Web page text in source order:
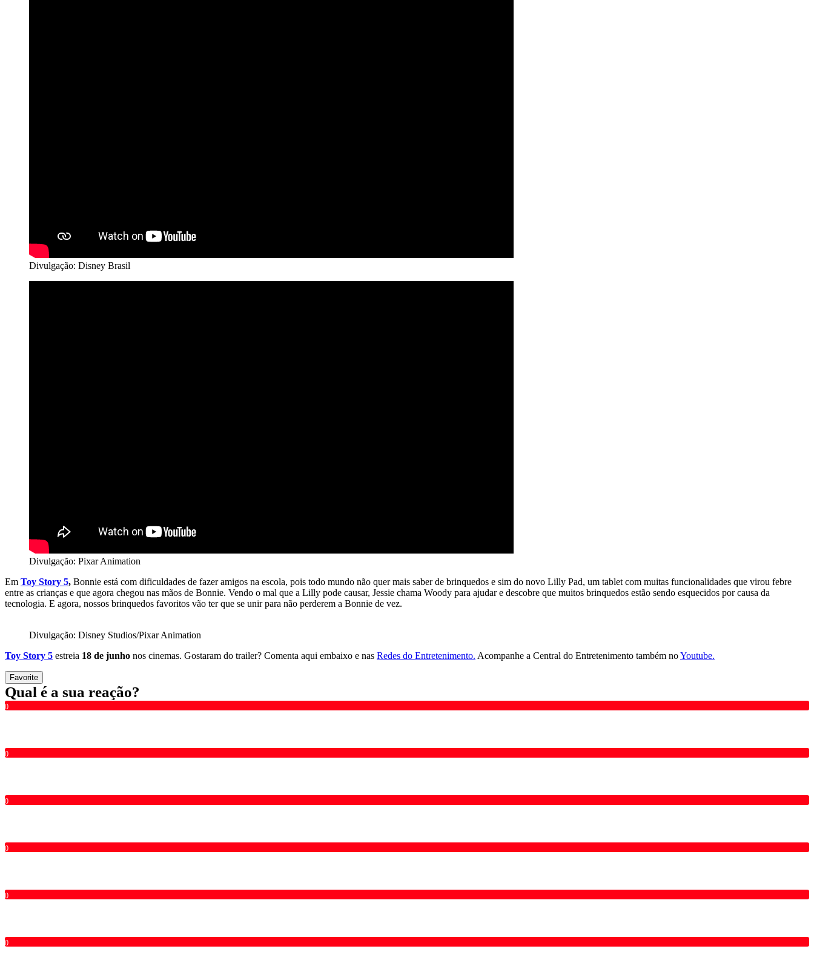
Divulgação: Disney Brasil
Divulgação: Pixar Animation
Em Toy Story 5, Bonnie está com dificuldades de fazer amigos na escola, pois todo mundo não quer mais saber de brinquedos e sim do novo Lilly Pad, um tablet com muitas funcionalidades que virou febre
entre as crianças e que agora chegou nas mãos de Bonnie. Vendo o mal que a Lilly pode causar, Jessie chama Woody para ajudar e descobre que muitos brinquedos estão sendo esquecidos por causa da
tecnologia. E agora, nossos brinquedos favoritos vão ter que se unir para não perderem a Bonnie de vez.
Divulgação: Disney Studios/Pixar Animation
Toy Story 5 estreia 18 de junho nos cinemas. Gostaram do trailer? Comenta aqui embaixo e nas Redes do Entretenimento. Acompanhe a Central do Entretenimento também noYoutube.
Favorite
Qual é a sua reação?
0
0
0
0
0
0